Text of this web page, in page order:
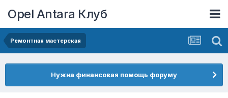
Opel Antara Клуб
Ремонтная мастерская
Нужна финансовая помощь форуму